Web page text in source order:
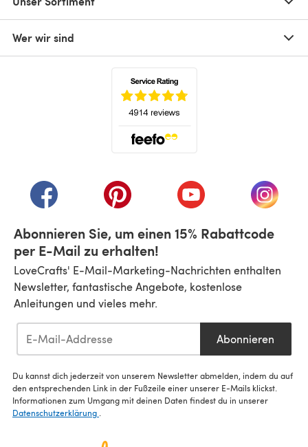
Wer wir sind
(öffnet sich in einem neuen Tab)
(öffnet sich in einem neuen Tab)
(öffnet sich in einem
(öffnet
Abonnieren Sie, um einen 15% Rabattcode
per E-Mail zu erhalten!
LoveCrafts' E-Mail-Marketing-Nachrichten enthalten
Newsletter, fantastische Angebote, kostenlose
Anleitungen und vieles mehr.
Abonnieren
Du kannst dich jederzeit von unserem Newsletter abmelden, indem du auf
den entsprechenden Link in der Fußzeile einer unserer E-Mails klickst.
Informationen zum Umgang mit deinen Daten findest du in unserer
Datenschutzerklärung